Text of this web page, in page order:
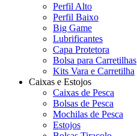
Perfil Alto
Perfil Baixo
Big Game
Lubrificantes
Capa Protetora
Bolsa para Carretilhas
Kits Vara e Carretilha
Caixas e Estojos
Caixas de Pesca
Bolsas de Pesca
Mochilas de Pesca
Estojos